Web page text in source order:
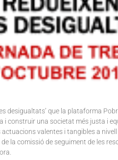
desigualtats’ que la plataforma
construir una societat més justa i
valentes i tangibles a nivell
la comissió de seguiment de les